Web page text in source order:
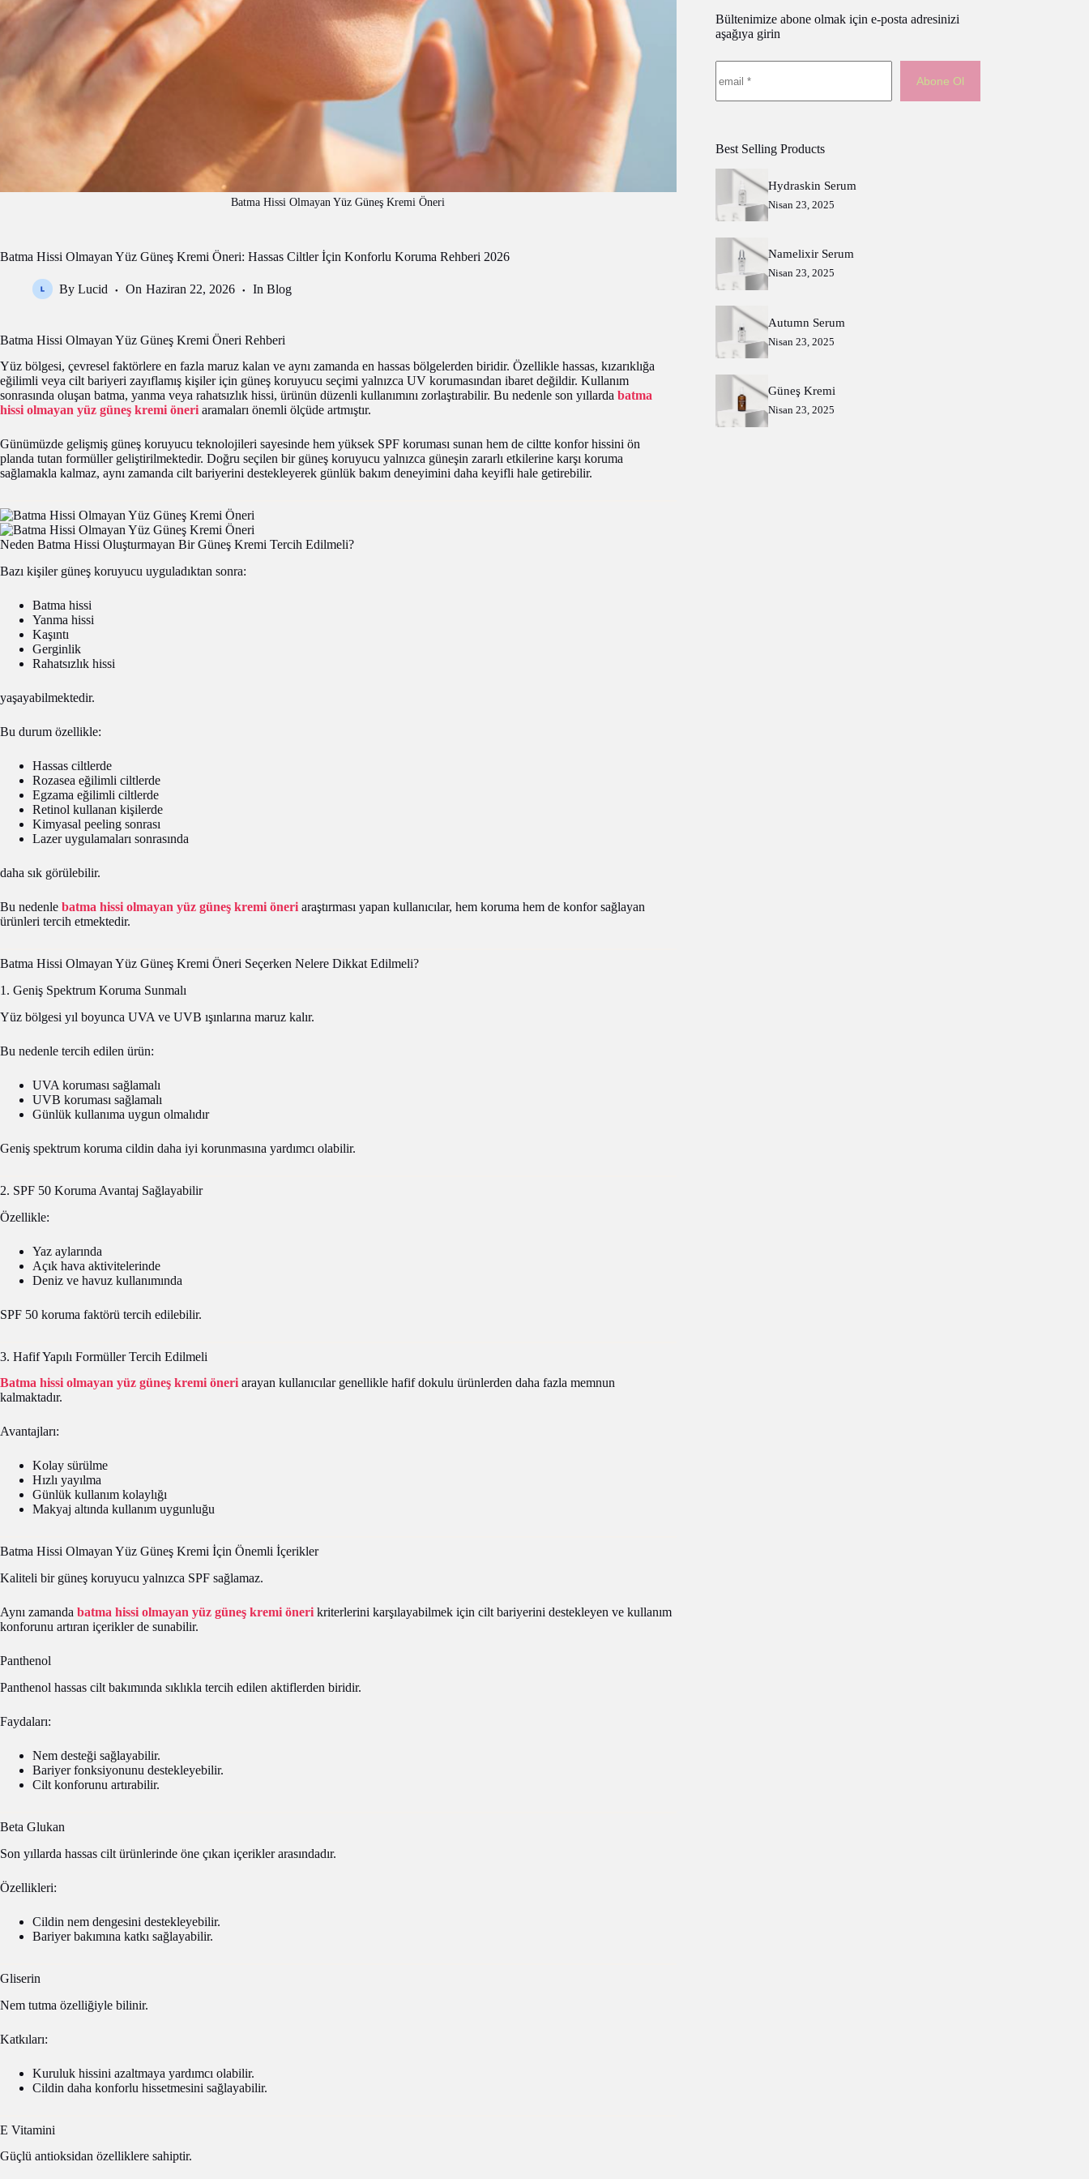
Batma Hissi Olmayan Yüz Güneş Kremi Öneri
Batma Hissi Olmayan Yüz Güneş Kremi Öneri: Hassas Ciltler İçin Konforlu Koruma Rehberi 2026
By Lucid On Haziran 22, 2026 In Blog
Batma Hissi Olmayan Yüz Güneş Kremi Öneri Rehberi
Yüz bölgesi, çevresel faktörlere en fazla maruz kalan ve aynı zamanda en hassas bölgelerden biridir. Özellikle hassas, kızarıklığa
eğilimli veya cilt bariyeri zayıflamış kişiler için güneş koruyucu seçimi yalnızca UV korumasından ibaret değildir. Kullanım
sonrasında oluşan batma, yanma veya rahatsızlık hissi, ürünün düzenli kullanımını zorlaştırabilir. Bu nedenle son yıllarda batma
hissi olmayan yüz güneş kremi öneriaramaları önemli ölçüde artmıştır.
Günümüzde gelişmiş güneş koruyucu teknolojileri sayesinde hem yüksek SPF koruması sunan hem de ciltte konfor hissini ön
planda tutan formüller geliştirilmektedir. Doğru seçilen bir güneş koruyucu yalnızca güneşin zararlı etkilerine karşı koruma
sağlamakla kalmaz, aynı zamanda cilt bariyerini destekleyerek günlük bakım deneyimini daha keyifli hale getirebilir.
Neden Batma Hissi Oluşturmayan Bir Güneş Kremi Tercih Edilmeli?
Bazı kişiler güneş koruyucu uyguladıktan sonra:
Batma hissi
Yanma hissi
Kaşıntı
Gerginlik
Rahatsızlık hissi
yaşayabilmektedir.
Bu durum özellikle:
Hassas ciltlerde
Rozasea eğilimli ciltlerde
Egzama eğilimli ciltlerde
Retinol kullanan kişilerde
Kimyasal peeling sonrası
Lazer uygulamaları sonrasında
daha sık görülebilir.
Bu nedenle batma hissi olmayan yüz güneş kremi öneri araştırması yapan kullanıcılar, hem koruma hem de konfor sağlayan
ürünleri tercih etmektedir.
Batma Hissi Olmayan Yüz Güneş Kremi Öneri Seçerken Nelere Dikkat Edilmeli?
1. Geniş Spektrum Koruma Sunmalı
Yüz bölgesi yıl boyunca UVA ve UVB ışınlarına maruz kalır.
Bu nedenle tercih edilen ürün:
UVA koruması sağlamalı
UVB koruması sağlamalı
Günlük kullanıma uygun olmalıdır
Geniş spektrum koruma cildin daha iyi korunmasına yardımcı olabilir.
2. SPF 50 Koruma Avantaj Sağlayabilir
Özellikle:
Yaz aylarında
Açık hava aktivitelerinde
Deniz ve havuz kullanımında
SPF 50 koruma faktörü tercih edilebilir.
3. Hafif Yapılı Formüller Tercih Edilmeli
Batma hissi olmayan yüz güneş kremi öneriarayan kullanıcılar genellikle hafif dokulu ürünlerden daha fazla memnun
kalmaktadır.
Avantajları:
Kolay sürülme
Hızlı yayılma
Günlük kullanım kolaylığı
Makyaj altında kullanım uygunluğu
Batma Hissi Olmayan Yüz Güneş Kremi İçin Önemli İçerikler
Kaliteli bir güneş koruyucu yalnızca SPF sağlamaz.
Aynı zamanda batma hissi olmayan yüz güneş kremi öneri kriterlerini karşılayabilmek için cilt bariyerini destekleyen ve kullanım
konforunu artıran içerikler de sunabilir.
Panthenol
Panthenol hassas cilt bakımında sıklıkla tercih edilen aktiflerden biridir.
Faydaları:
Nem desteği sağlayabilir.
Bariyer fonksiyonunu destekleyebilir.
Cilt konforunu artırabilir.
Beta Glukan
Son yıllarda hassas cilt ürünlerinde öne çıkan içerikler arasındadır.
Özellikleri:
Cildin nem dengesini destekleyebilir.
Bariyer bakımına katkı sağlayabilir.
Gliserin
Nem tutma özelliğiyle bilinir.
Katkıları:
Kuruluk hissini azaltmaya yardımcı olabilir.
Cildin daha konforlu hissetmesini sağlayabilir.
E Vitamini
Güçlü antioksidan özelliklere sahiptir.
Bültenimize abone olmak için e-posta adresinizi
aşağıya girin
Abone Ol
Best Selling Products
Hydraskin Serum
Nisan 23, 2025
Namelixir Serum
Nisan 23, 2025
Autumn Serum
Nisan 23, 2025
Güneş Kremi
Nisan 23, 2025